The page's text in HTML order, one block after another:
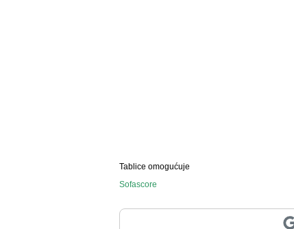
Tablice omogućuje
Sofascore